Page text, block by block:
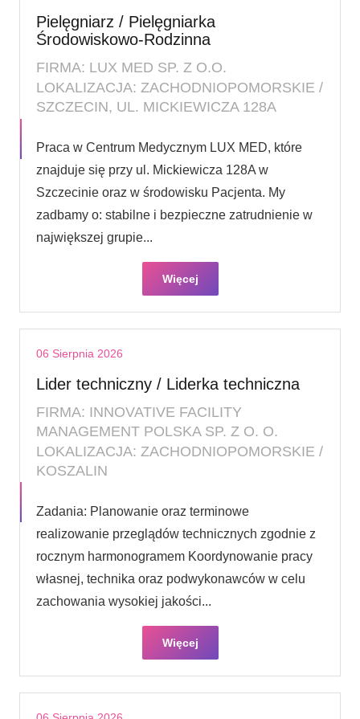
Pielęgniarz / Pielęgniarka
Środowiskowo-Rodzinna
FIRMA: LUX MED SP. Z O.O.
LOKALIZACJA: ZACHODNIOPOMORSKIE /
SZCZECIN, UL. MICKIEWICZA 128A
Praca w Centrum Medycznym LUX MED, które
znajduje się przy ul. Mickiewicza 128A w
Szczecinie oraz w środowisku Pacjenta. My
zadbamy o: stabilne i bezpieczne zatrudnienie w
największej grupie...
Więcej
06 Sierpnia 2026
Lider techniczny / Liderka techniczna
FIRMA: INNOVATIVE FACILITY
MANAGEMENT POLSKA SP. Z O. O.
LOKALIZACJA: ZACHODNIOPOMORSKIE /
KOSZALIN
Zadania: Planowanie oraz terminowe
realizowanie przeglądów technicznych zgodnie z
rocznym harmonogramem Koordynowanie pracy
własnej, technika oraz podwykonawców w celu
zachowania wysokiej jakości...
Więcej